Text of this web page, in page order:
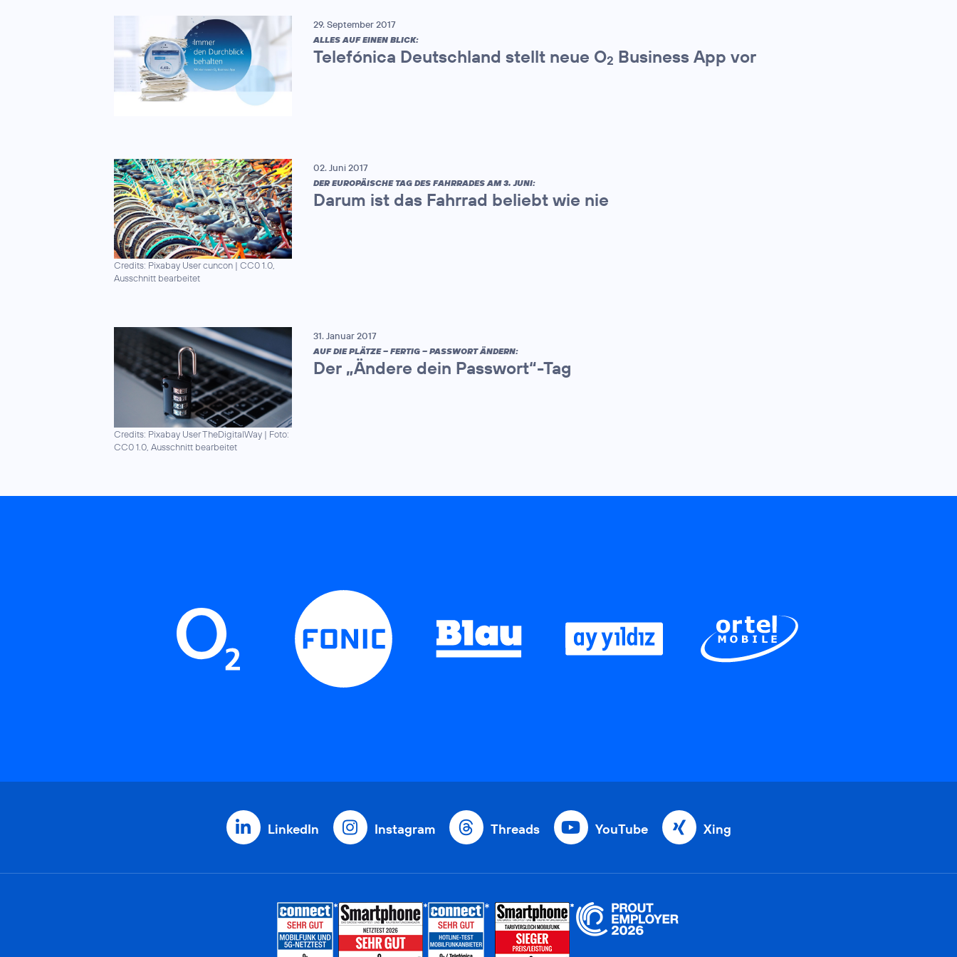
29. September 2017
ALLES AUF EINEN BLICK:
Telefónica Deutschland stellt neue O2 Business App vor
Credits: Pixabay User cuncon | CC0 1.0,
Ausschnitt bearbeitet
02. Juni 2017
DER EUROPÄISCHE TAG DES FAHRRADES AM 3. JUNI:
Darum ist das Fahrrad beliebt wie nie
Credits: Pixabay User TheDigitalWay | Foto:
CC0 1.0, Ausschnitt bearbeitet
31. Januar 2017
AUF DIE PLÄTZE – FERTIG – PASSWORT ÄNDERN:
Der „Ändere dein Passwort“-Tag
LinkedIn Instagram Threads YouTube Xing